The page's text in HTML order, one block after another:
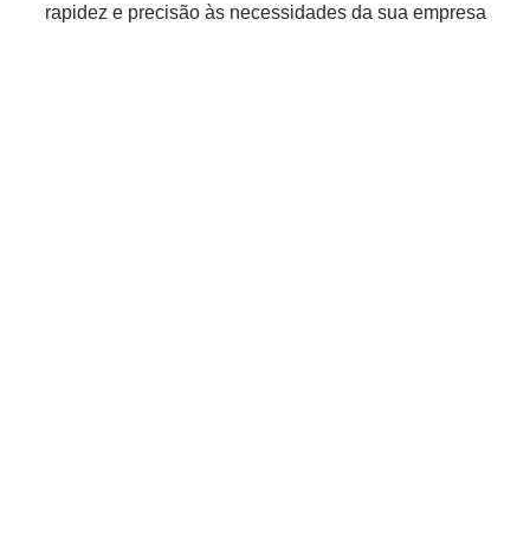
rapidez e precisão às necessidades da sua empresa